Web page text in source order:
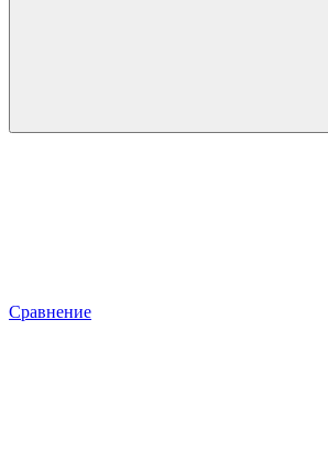
Сравнение